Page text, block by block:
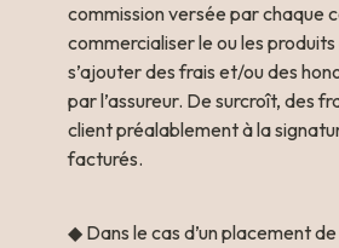
commission versée par chaque
commercialiser le ou les
s’ajouter des frais et/ou des
par l’assureur. De surcroît, des
client préalablement à la
facturés.
◆ Dans le cas d’un placement